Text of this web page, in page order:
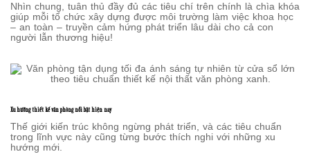
Nhìn chung, tuân thủ đầy đủ các tiêu chí trên chính là chìa khóa
giúp mỗi tổ chức xây dựng được môi trường làm việc khoa học
– an toàn – truyền cảm hứng phát triển lâu dài cho cả con
người lẫn thương hiệu!
Xu hướng thiết kế văn phòng nổi bật hiện nay
Thế giới kiến trúc không ngừng phát triển, và các tiêu chuẩn
trong lĩnh vực này cũng từng bước thích nghi với những xu
hướng mới.